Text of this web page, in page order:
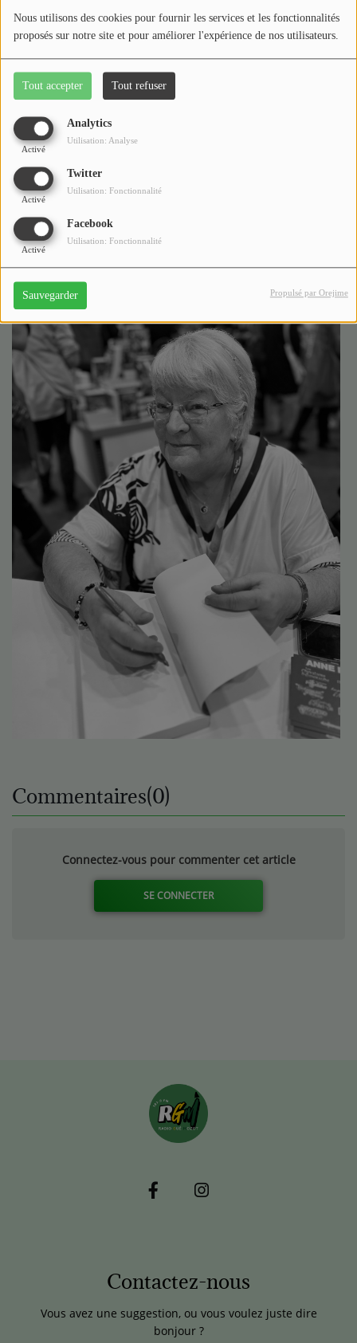
Nous utilisons des cookies pour fournir les services et les fonctionnalités
proposés sur notre site et pour améliorer l'expérience de nos utilisateurs.
Tout accepter Tout refuser
Analytics
Activé
Utilisation: Analyse
Twitter
Activé
Utilisation: Fonctionnalité
Facebook
Activé
Utilisation: Fonctionnalité
Sauvegarder Propulsé par Orejime
Commentaires(0)
Connectez-vous pour commenter cet article
SE CONNECTER
Contactez-nous
Vous avez une suggestion, ou vous voulez juste dire
bonjour ?